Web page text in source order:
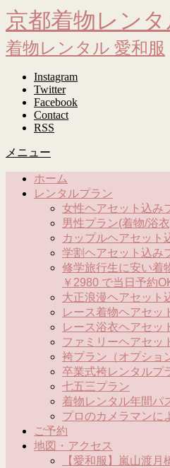
京都着物レン
着物レンタル 愛和服
Instagram
Twitter
Facebook
Contact
RSS
メニュー
ホーム
レンタルプラン
女性ヘアセット込み
男性プラン(着物/浴
カップルヘアセット
学割ヘアセット込み
修学旅行生に安い着
￥2980 で当日予約
大正浪漫ヘアセット
レース着物ヘアセッ
レース浴衣ヘアセッ
ファミリーヘアセッ
袴プラン（オプショ
卒業式袴レンタルプ
七五三プラン
着物レンタル年間パ
プロのカメラマンに
ご予約
地図・アクセス
【愛和服】嵐山渡月